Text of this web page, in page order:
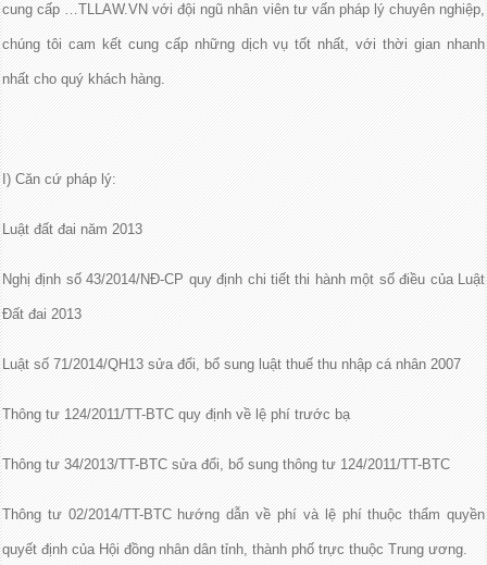
cung cấp …TLLAW.VN với đội ngũ nhân viên tư vấn pháp lý chuyên nghiệp,
chúng tôi cam kết cung cấp những dịch vụ tốt nhất, với thời gian nhanh
nhất cho quý khách hàng.
I) Căn cứ pháp lý:
Luật đất đai năm 2013
Nghị định số 43/2014/NĐ-CP quy định chi tiết thi hành một số điều của Luật
Đất đai 2013
Luật số 71/2014/QH13 sửa đổi, bổ sung luật thuế thu nhập cá nhân 2007
Thông tư 124/2011/TT-BTC quy định về lệ phí trước bạ
Thông tư 34/2013/TT-BTC sửa đổi, bổ sung thông tư 124/2011/TT-BTC
Thông tư 02/2014/TT-BTC hướng dẫn về phí và lệ phí thuộc thẩm quyền
quyết định của Hội đồng nhân dân tỉnh, thành phố trực thuộc Trung ương.